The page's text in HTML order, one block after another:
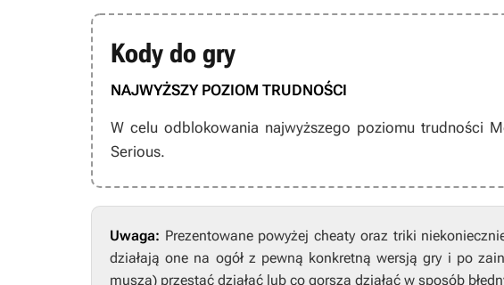
Kody do gry
NAJWYŻSZY POZIOM TRUDNOŚCI
W celu odblokowania najwyższego poziomu trudności
Serious.
Uwaga: Prezentowane powyżej cheaty oraz triki
działają one na ogół z pewną konkretną wersją gry i po
muszą) przestać działać lub co gorsza działać w sposób